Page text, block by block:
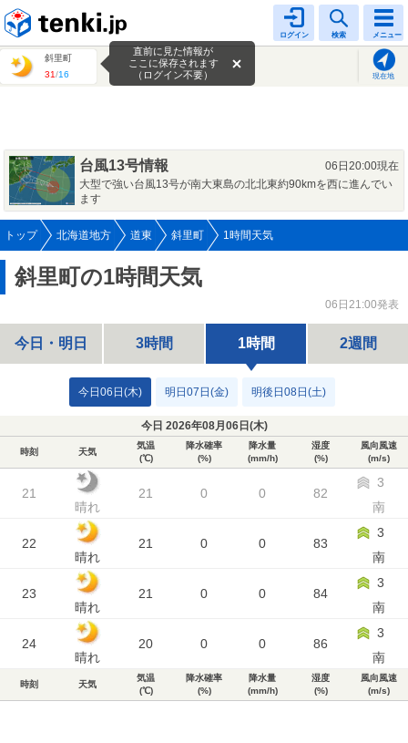
ログイン 検索 メニュー
斜里町
31/16 現在地
直前に見た情報が
ここに保存されます
（ログイン不要）
台風13号情報
06日20:00現在
大型で強い台風13号が南大東島の北北東約90kmを西に進んでい
ます
トップ 北海道地方 道東 斜里町 1時間天気
斜里町の1時間天気
06日21:00発表
今日・明日 3時間 1時間 2週間
今日06日(木) 明日07日(金) 明後日08日(土)
今日 2026年08月06日(木)
時刻 天気
気温
(℃)
降水確率
(%)
降水量
(mm/h)
湿度
(%)
風向風速
(m/s)
21
晴れ
21 0 0 82
3
南
22
晴れ
21 0 0 83
3
南
23
晴れ
21 0 0 84
3
南
24
晴れ
20 0 0 86
3
南
時刻 天気
気温
(℃)
降水確率
(%)
降水量
(mm/h)
湿度
(%)
風向風速
(m/s)